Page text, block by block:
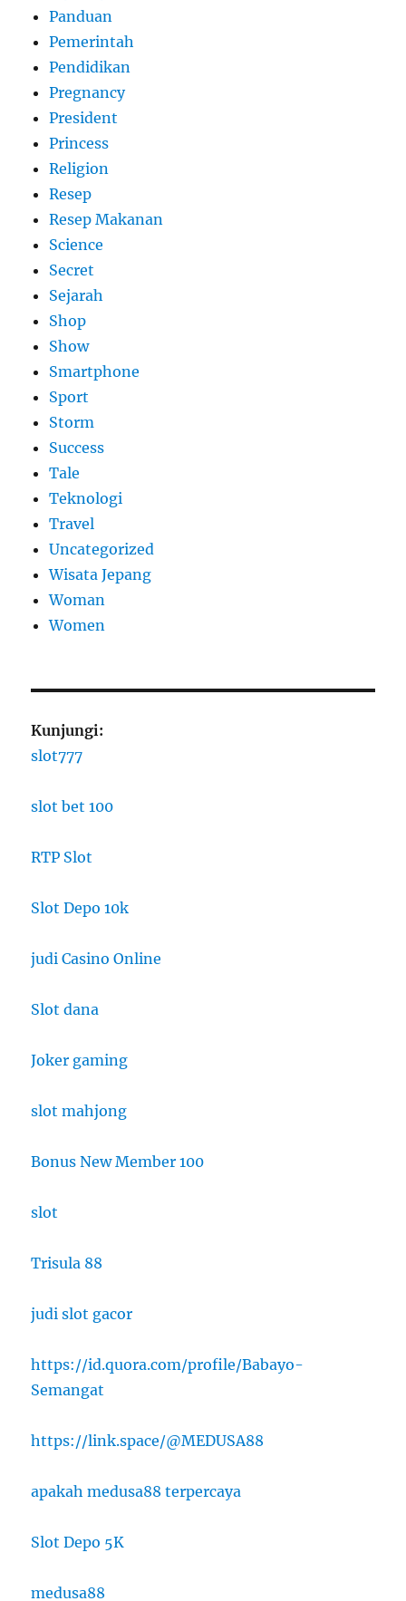
Panduan
Pemerintah
Pendidikan
Pregnancy
President
Princess
Religion
Resep
Resep Makanan
Science
Secret
Sejarah
Shop
Show
Smartphone
Sport
Storm
Success
Tale
Teknologi
Travel
Uncategorized
Wisata Jepang
Woman
Women
Kunjungi:
slot777
slot bet 100
RTP Slot
Slot Depo 10k
judi Casino Online
Slot dana
Joker gaming
slot mahjong
Bonus New Member 100
slot
Trisula 88
judi slot gacor
https://id.quora.com/profile/Babayo-
Semangat
https://link.space/@MEDUSA88
apakah medusa88 terpercaya
Slot Depo 5K
medusa88